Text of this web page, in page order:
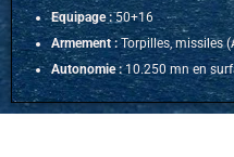
Equipage :50+16
Armement :Torpilles, missiles
Autonomie :10.250 mn en